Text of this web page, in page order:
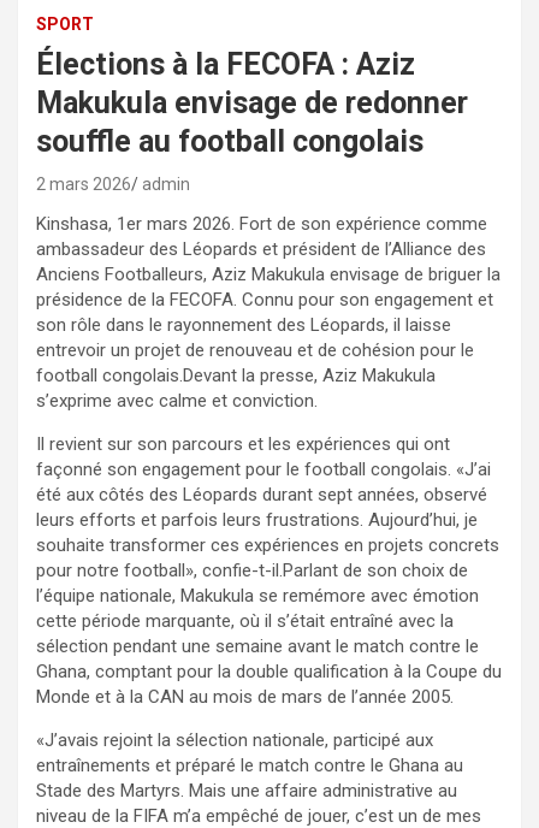
SPORT
Élections à la FECOFA : Aziz
Makukula envisage de redonner
souffle au football congolais
2 mars 2026 admin
Kinshasa, 1er mars 2026. Fort de son expérience comme
ambassadeur des Léopards et président de l’Alliance des
Anciens Footballeurs, Aziz Makukula envisage de briguer la
présidence de la FECOFA. Connu pour son engagement et
son rôle dans le rayonnement des Léopards, il laisse
entrevoir un projet de renouveau et de cohésion pour le
football congolais.Devant la presse, Aziz Makukula
s’exprime avec calme et conviction.
Il revient sur son parcours et les expériences qui ont
façonné son engagement pour le football congolais. «J’ai
été aux côtés des Léopards durant sept années, observé
leurs efforts et parfois leurs frustrations. Aujourd’hui, je
souhaite transformer ces expériences en projets concrets
pour notre football», confie-t-il.Parlant de son choix de
l’équipe nationale, Makukula se remémore avec émotion
cette période marquante, où il s’était entraîné avec la
sélection pendant une semaine avant le match contre le
Ghana, comptant pour la double qualification à la Coupe du
Monde et à la CAN au mois de mars de l’année 2005.
«J’avais rejoint la sélection nationale, participé aux
entraînements et préparé le match contre le Ghana au
Stade des Martyrs. Mais une affaire administrative au
niveau de la FIFA m’a empêché de jouer, c’est un de mes